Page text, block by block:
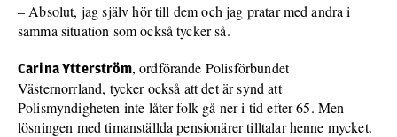
– Absolut, jag själv hör till dem och jag pratar med andra i
samma situation som också tycker så.
Carina Ytterström, ordförande Polisförbundet
Västernorrland, tycker också att det är synd att
Polismyndigheten inte låter folk gå ner i tid efter 65. Men
lösningen med timanställda pensionärer tilltalar henne mycket.